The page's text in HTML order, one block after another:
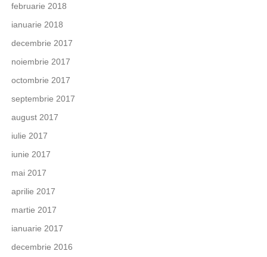
februarie 2018
ianuarie 2018
decembrie 2017
noiembrie 2017
octombrie 2017
septembrie 2017
august 2017
iulie 2017
iunie 2017
mai 2017
aprilie 2017
martie 2017
ianuarie 2017
decembrie 2016